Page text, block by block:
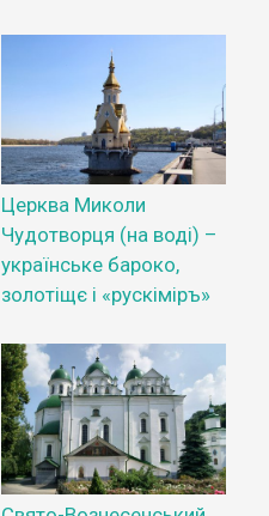
Церква Миколи
Чудотворця (на воді) –
українське бароко,
золотіщє і «рускіміръ»